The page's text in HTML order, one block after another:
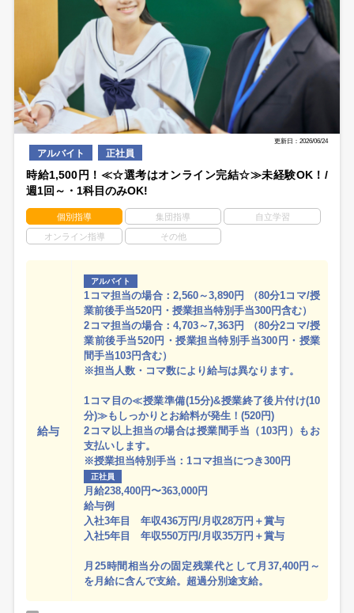
更新日：2026/06/24
アルバイト 正社員
時給1,500円！≪☆選考はオンライン完結☆≫未経験OK！/
週1回～・1科目のみOK!
個別指導 集団指導 自立学習
オンライン指導 その他
給与
アルバイト
1コマ担当の場合：2,560～3,890円 （80分1コマ/授
業前後手当520円・授業担当特別手当300円含む）
2コマ担当の場合：4,703～7,363円 （80分2コマ/授
業前後手当520円・授業担当特別手当300円・授業
間手当103円含む）
※担当人数・コマ数により給与は異なります。
1コマ目の≪授業準備(15分)&授業終了後片付け(10
分)≫もしっかりとお給料が発生！(520円)
2コマ以上担当の場合は授業間手当（103円）もお
支払いします。
※授業担当特別手当：1コマ担当につき300円
正社員
月給238,400円〜363,000円
給与例
入社3年目 年収436万円/月収28万円＋賞与
入社5年目 年収550万円/月収35万円＋賞与
月25時間相当分の固定残業代として月37,400円～
を月給に含んで支給。超過分別途支給。